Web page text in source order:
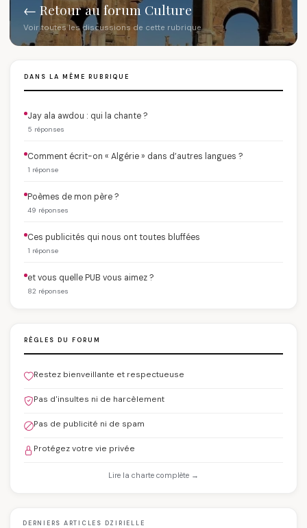
← Retour au forum Culture
Voir toutes les discussions de cette rubrique
DANS LA MÊME RUBRIQUE
Jay ala awdou : qui la chante ?
5 réponses
Comment écrit-on « Algérie » dans d’autres langues ?
1 réponse
Poèmes de mon père ?
49 réponses
Ces publicités qui nous ont toutes bluffées
1 réponse
et vous quelle PUB vous aimez ?
82 réponses
RÈGLES DU FORUM
Restez bienveillante et respectueuse
Pas d'insultes ni de harcèlement
Pas de publicité ni de spam
Protégez votre vie privée
Lire la charte complète →
DERNIERS ARTICLES DZIRIELLE